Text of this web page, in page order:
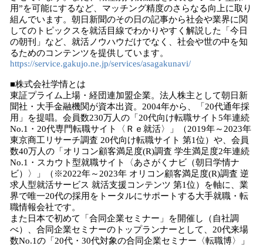
用”を可能にするなど、マッチング精度のさらなる向上に取り
組んでいます。朝日新聞のその日の記事から社会や業界に関
してのトピックスを就活目線でわかりやすく解説した「今日
の朝刊」など、就活ノウハウだけでなく、社会や世の中を知
るためのコンテンツを提供しています。
https://service.gakujo.ne.jp/services/asagakunavi/
■株式会社学情とは
東証プライム上場・経団連加盟企業。法人株主として朝日新
聞社・大手金融機関が資本出資。2004年から、「20代通年採
用」を提唱。会員数230万人の「20代向け転職サイト5年連続
No.1・20代専門転職サイト〈Ｒｅ就活〉」（2019年～2023年
東京商工リサーチ調査 20代向け転職サイト 第1位）や、会員
数40万人の「オリコン顧客満足度(R)調査 学生満足度2年連続
No.1・スカウト型就職サイト〈あさがくナビ（朝日学情ナ
ビ）〉」（※2022年～2023年 オリコン顧客満足度(R)調査 逆
求人型就活サービス 就活支援コンテンツ 第1位）を軸に、業
界で唯一20代の採用をトータルにサポートする大手就職・転
職情報会社です。
また日本で初めて「合同企業セミナー」を開催し（自社調
べ）、合同企業セミナーのトップランナーとして、20代来場
数No.1の「20代・30代対象の合同企業セミナー〈転職博〉」